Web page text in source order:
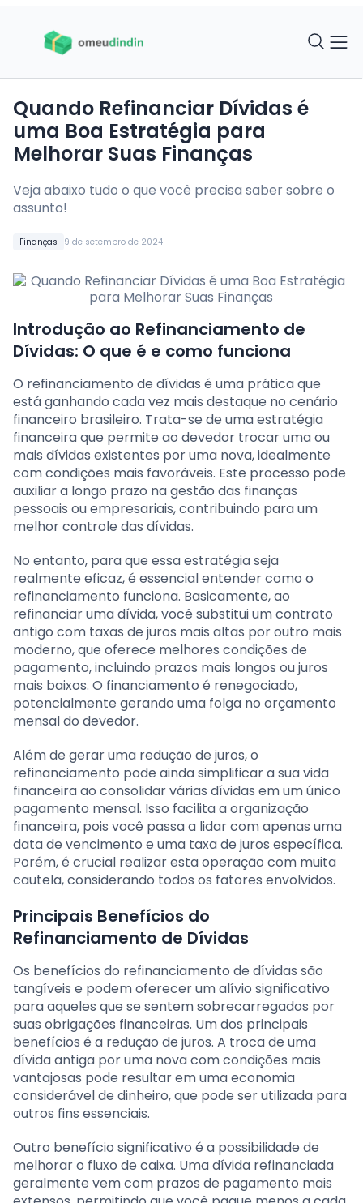
Finanças 9 de setembro de 2024
Quando Refinanciar Dívidas é
uma Boa Estratégia para
Melhorar Suas Finanças
Veja abaixo tudo o que você precisa saber sobre o
assunto!
Introdução ao Refinanciamento de
Dívidas: O que é e como funciona
O refinanciamento de dívidas é uma prática que
está ganhando cada vez mais destaque no cenário
financeiro brasileiro. Trata-se de uma estratégia
financeira que permite ao devedor trocar uma ou
mais dívidas existentes por uma nova, idealmente
com condições mais favoráveis. Este processo pode
auxiliar a longo prazo na gestão das finanças
pessoais ou empresariais, contribuindo para um
melhor controle das dívidas.
No entanto, para que essa estratégia seja
realmente eficaz, é essencial entender como o
refinanciamento funciona. Basicamente, ao
refinanciar uma dívida, você substitui um contrato
antigo com taxas de juros mais altas por outro mais
moderno, que oferece melhores condições de
pagamento, incluindo prazos mais longos ou juros
mais baixos. O financiamento é renegociado,
potencialmente gerando uma folga no orçamento
mensal do devedor.
Além de gerar uma redução de juros, o
refinanciamento pode ainda simplificar a sua vida
financeira ao consolidar várias dívidas em um único
pagamento mensal. Isso facilita a organização
financeira, pois você passa a lidar com apenas uma
data de vencimento e uma taxa de juros específica.
Porém, é crucial realizar esta operação com muita
cautela, considerando todos os fatores envolvidos.
Principais Benefícios do
Refinanciamento de Dívidas
Os benefícios do refinanciamento de dívidas são
tangíveis e podem oferecer um alívio significativo
para aqueles que se sentem sobrecarregados por
suas obrigações financeiras. Um dos principais
benefícios é a redução de juros. A troca de uma
dívida antiga por uma nova com condições mais
vantajosas pode resultar em uma economia
considerável de dinheiro, que pode ser utilizada para
outros fins essenciais.
Outro benefício significativo é a possibilidade de
melhorar o fluxo de caixa. Uma dívida refinanciada
geralmente vem com prazos de pagamento mais